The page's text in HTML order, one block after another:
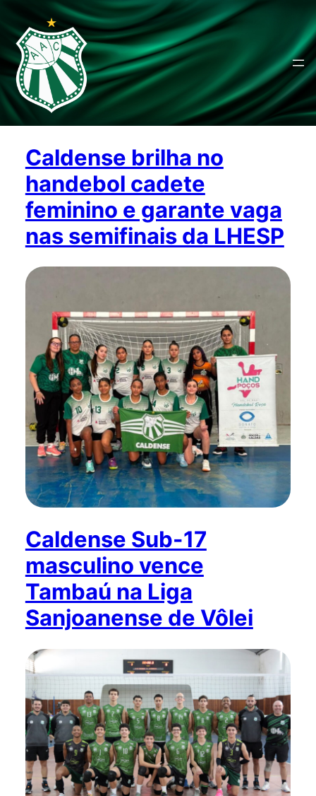
Caldense brilha no
handebol cadete
feminino e garante vaga
nas semifinais da LHESP
Caldense Sub-17
masculino vence
Tambaú na Liga
Sanjoanense de Vôlei